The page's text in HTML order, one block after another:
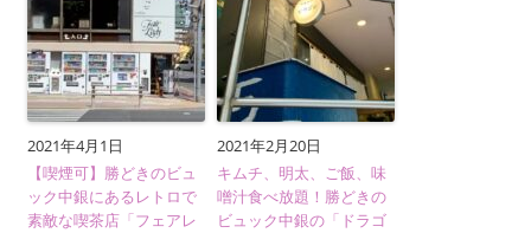
2021年4月1日
【喫煙可】勝どきのビュ
ック中銀にあるレトロで
素敵な喫茶店「フェアレ
2021年2月20日
キムチ、明太、ご飯、味
噌汁食べ放題！勝どきの
ビュック中銀の「ドラゴ